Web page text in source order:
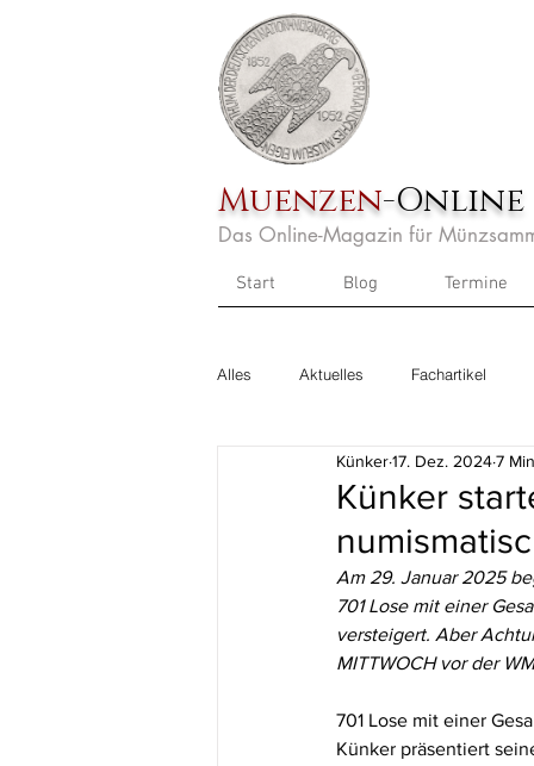
Muenzen-Online
Das Online-Magazin für
Start Blog Termine
Alles Aktuelles Fachartikel
Künker
Künker17. Dez. 20247
Am 29. Januar 2025
701 Lose mit einer
versteigert. Aber
MITTWOCH vor der
701 Lose mit einer
Künker präsentiert